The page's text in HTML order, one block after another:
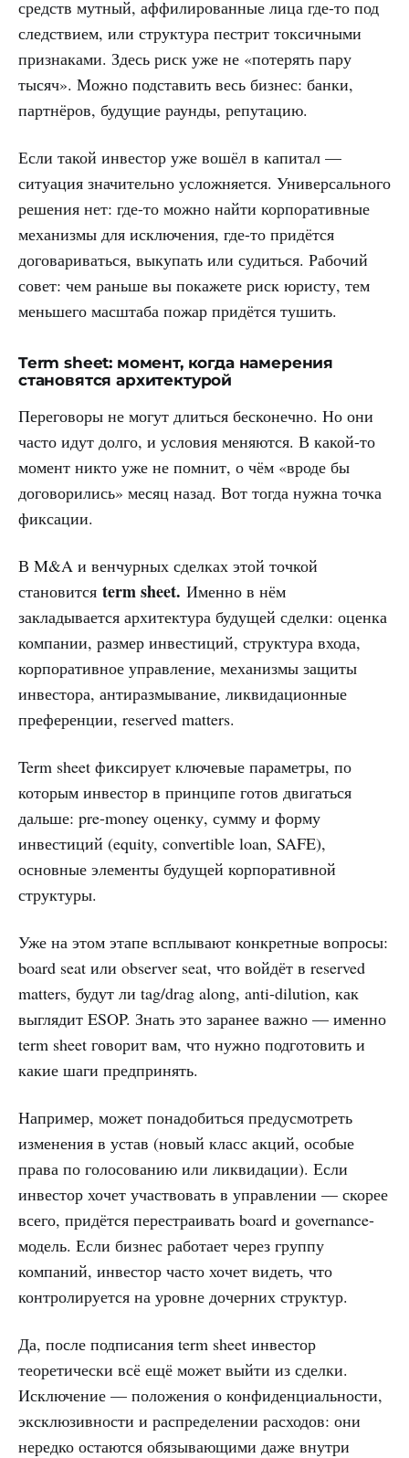
средств мутный, аффилированные лица где-то под
следствием, или структура пестрит токсичными
признаками. Здесь риск уже не «потерять пару
тысяч». Можно подставить весь бизнес: банки,
партнёров, будущие раунды, репутацию.
Если такой инвестор уже вошёл в капитал —
ситуация значительно усложняется. Универсального
решения нет: где-то можно найти корпоративные
механизмы для исключения, где-то придётся
договариваться, выкупать или судиться. Рабочий
совет: чем раньше вы покажете риск юристу, тем
меньшего масштаба пожар придётся тушить.
Term sheet: момент, когда намерения
становятся архитектурой
Переговоры не могут длиться бесконечно. Но они
часто идут долго, и условия меняются. В какой-то
момент никто уже не помнит, о чём «вроде бы
договорились» месяц назад. Вот тогда нужна точка
фиксации.
В M&A и венчурных сделках этой точкой
становится term sheet. Именно в нём
закладывается архитектура будущей сделки: оценка
компании, размер инвестиций, структура входа,
корпоративное управление, механизмы защиты
инвестора, антиразмывание, ликвидационные
преференции, reserved matters.
Term sheet фиксирует ключевые параметры, по
которым инвестор в принципе готов двигаться
дальше: pre-money оценку, сумму и форму
инвестиций (equity, convertible loan, SAFE),
основные элементы будущей корпоративной
структуры.
Уже на этом этапе всплывают конкретные вопросы:
board seat или observer seat, что войдёт в reserved
matters, будут ли tag/drag along, anti-dilution, как
выглядит ESOP. Знать это заранее важно — именно
term sheet говорит вам, что нужно подготовить и
какие шаги предпринять.
Например, может понадобиться предусмотреть
изменения в устав (новый класс акций, особые
права по голосованию или ликвидации). Если
инвестор хочет участвовать в управлении — скорее
всего, придётся перестраивать board и governance-
модель. Если бизнес работает через группу
компаний, инвестор часто хочет видеть, что
контролируется на уровне дочерних структур.
Да, после подписания term sheet инвестор
теоретически всё ещё может выйти из сделки.
Исключение — положения о конфиденциальности,
эксклюзивности и распределении расходов: они
нередко остаются обязывающими даже внутри